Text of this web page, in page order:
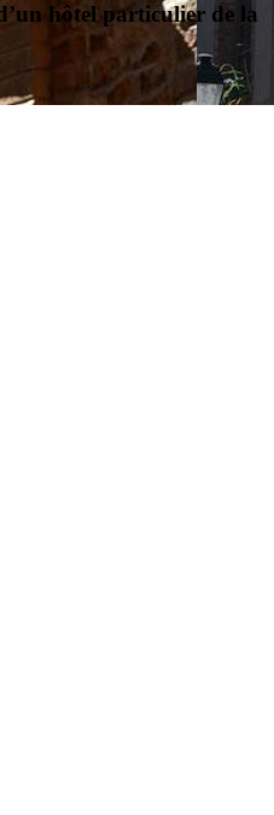
hôtel particulier de la